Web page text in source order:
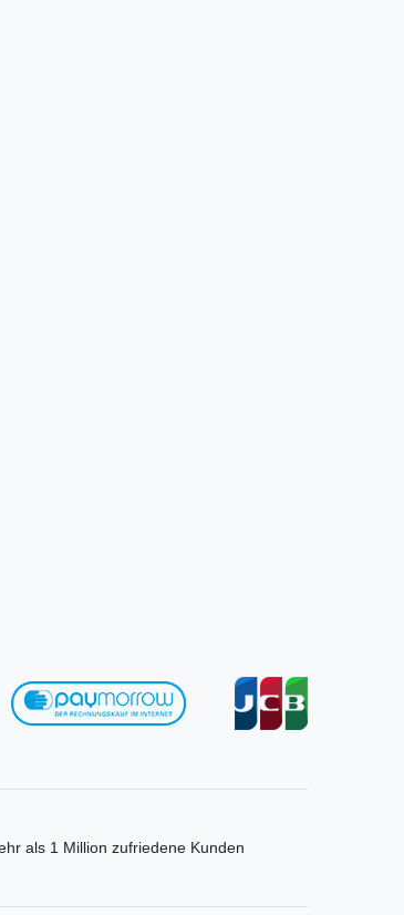
als 1 Million zufriedene Kunden